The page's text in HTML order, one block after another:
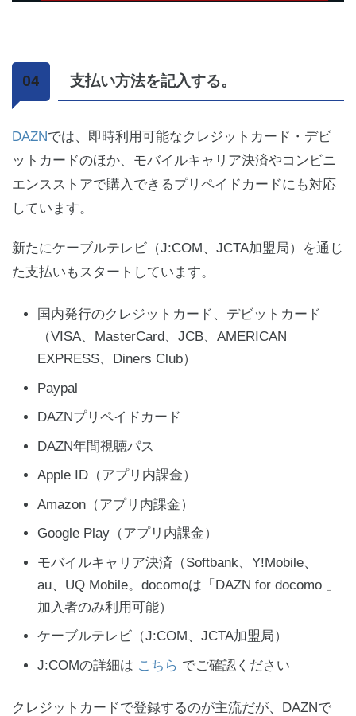
支払い方法を記入する。
DAZNでは、即時利用可能なクレジットカード・デビ
ットカードのほか、モバイルキャリア決済やコンビニ
エンスストアで購入できるプリペイドカードにも対応
しています。
新たにケーブルテレビ（J:COM、JCTA加盟局）を通じ
た支払いもスタートしています。
国内発行のクレジットカード、デビットカード
（VISA、MasterCard、JCB、AMERICAN
EXPRESS、Diners Club）
Paypal
DAZNプリペイドカード
DAZN年間視聴パス
Apple ID（アプリ内課金）
Amazon（アプリ内課金）
Google Play（アプリ内課金）
モバイルキャリア決済（Softbank、Y!Mobile、
au、UQ Mobile。docomoは「DAZN for docomo 」
加入者のみ利用可能）
ケーブルテレビ（J:COM、JCTA加盟局）
J:COMの詳細は こちら でご確認ください
クレジットカードで登録するのが主流だが、DAZNで